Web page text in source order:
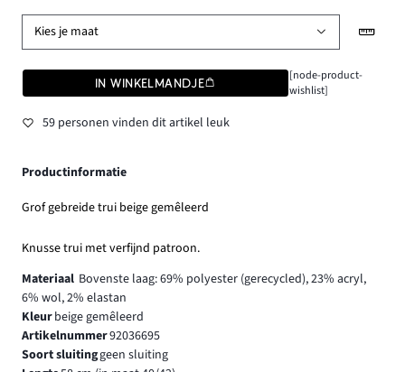
Kies je maat
IN WINKELMANDJE
[node-product-
wishlist]
59 personen vinden dit artikel leuk
Productinformatie
Grof gebreide trui beige gemêleerd
Knusse trui met verfijnd patroon.
Materiaal Bovenste laag: 69% polyester (gerecycled), 23% acryl,
6% wol, 2% elastan
Kleurbeige gemêleerd
Artikelnummer92036695
Soort sluitinggeen sluiting